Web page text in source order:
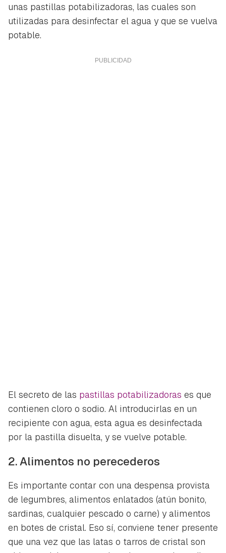
Guardar como favorito
iniciar sesión con tu cuenta de Hogarmanía.
INICIAR SESIÓN CANCELAR
unas pastillas potabilizadoras, las cuales son
utilizadas para desinfectar el agua y que se vuelva
potable.
El secreto de las pastillas potabilizadoras es que
contienen cloro o sodio. Al introducirlas en un
recipiente con agua, esta agua es desinfectada
por la pastilla disuelta, y se vuelve potable.
2. Alimentos no perecederos
Es importante contar con una despensa provista
de legumbres, alimentos enlatados (atún bonito,
sardinas, cualquier pescado o carne) y alimentos
en botes de cristal. Eso sí, conviene tener presente
que una vez que las latas o tarros de cristal son
Contenido enviado
Gracias por suscribirte a nuestro boletín.
ACEPTAR